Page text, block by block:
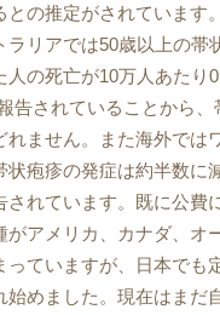
との推定がされています
ラリアでは50歳以上の帯
人の死亡が10万人あたり
告されていることから、
れません。また海外では
状疱疹の発症は約半数に
されています。既に公費
がアメリカ、カナダ、オ
っていますが、日本でも
始めました。現在はまだ